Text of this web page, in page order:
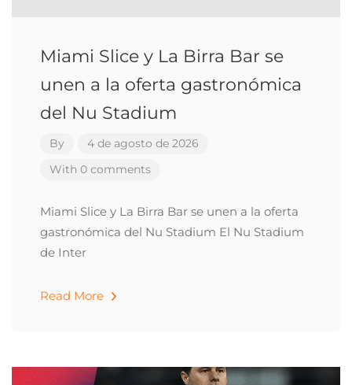
Miami Slice y La Birra Bar se
unen a la oferta gastronómica
del Nu Stadium
By
4 de agosto de 2026
With 0 comments
Miami Slice y La Birra Bar se unen a la oferta
gastronómica del Nu Stadium El Nu Stadium
de Inter
Read More